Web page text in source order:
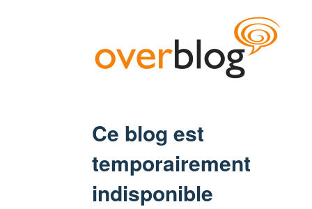
Ce blog est
temporairement
indisponible